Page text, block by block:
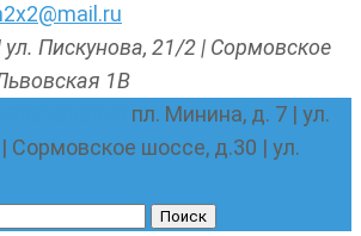
Пискунова, 21/2 | Сормовское
1В
пл. Минина, д. 7 | ул.
Сормовское шоссе, д.30 | ул.